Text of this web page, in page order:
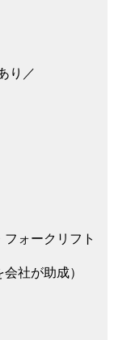
り／
ォークリフト
社が助成）